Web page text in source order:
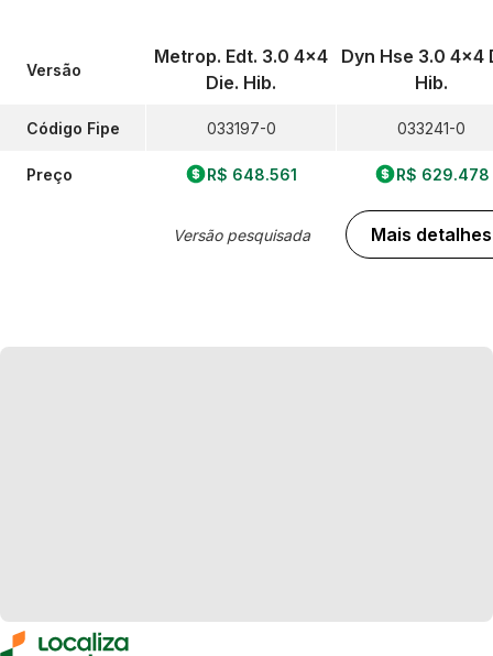
Versão
Código Fipe
Preço
Metrop. Edt. 3.0 4x4
Die. Hib.
033197-0
R$ 648.561
Versão pesquisada
Dyn Hse 3.0 4x4
Hib.
033241-0
R$ 629.478
Mais detalhes